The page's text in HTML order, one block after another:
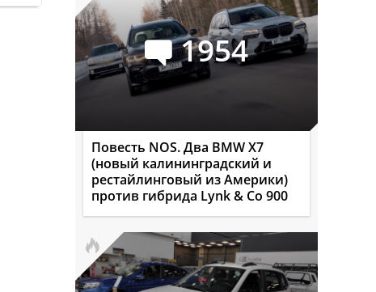
1954
Повесть NOS. Два BMW X7
(новый калининградский и
рестайлинговый из Америки)
против гибрида Lynk & Co 900